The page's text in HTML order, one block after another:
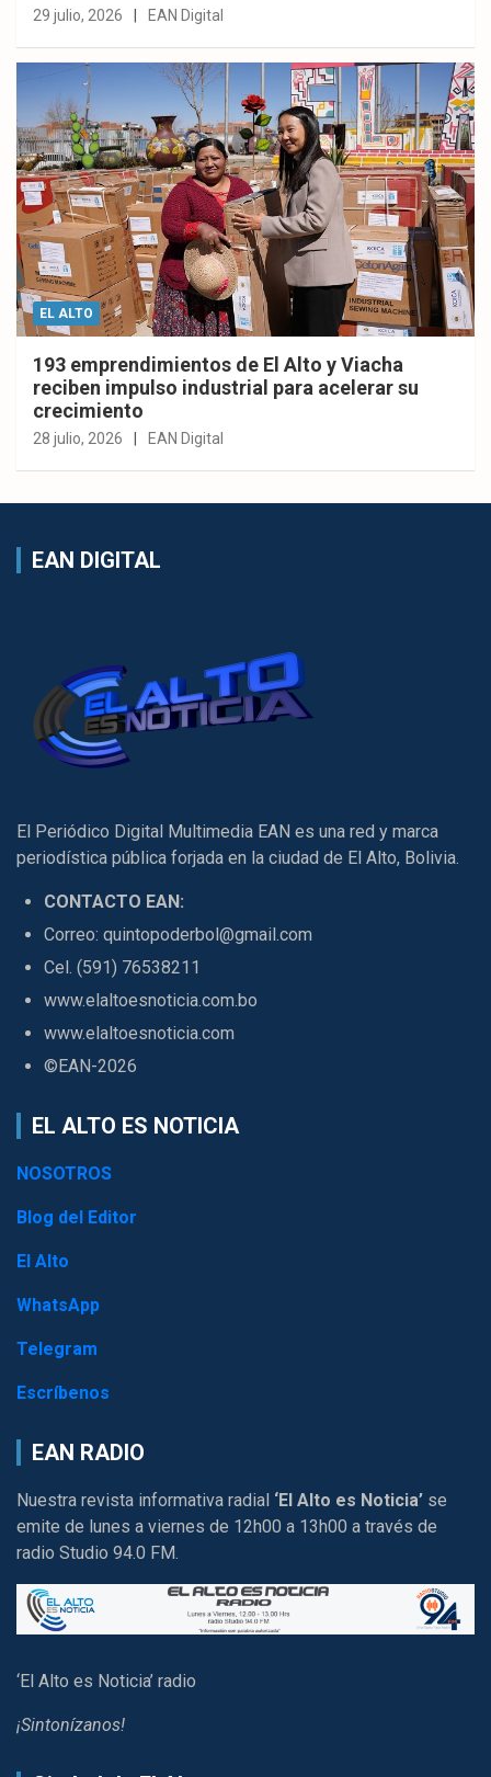
29 julio, 2026 EAN Digital
EL ALTO
193 emprendimientos de El Alto y Viacha
reciben impulso industrial para acelerar su
crecimiento
28 julio, 2026 EAN Digital
EAN DIGITAL
El Periódico Digital Multimedia EAN es una red y marca
periodística pública forjada en la ciudad de El Alto, Bolivia.
CONTACTO EAN:
Correo: quintopoderbol@gmail.com
Cel. (591) 76538211
www.elaltoesnoticia.com.bo
www.elaltoesnoticia.com
©EAN-2026
EL ALTO ES NOTICIA
NOSOTROS
Blog del Editor
El Alto
WhatsApp
Telegram
Escríbenos
EAN RADIO
Nuestra revista informativa radial ‘El Alto es Noticia’ se
emite de lunes a viernes de 12h00 a 13h00 a través de
radio Studio 94.0 FM.
‘El Alto es Noticia’ radio
¡Sintonízanos!